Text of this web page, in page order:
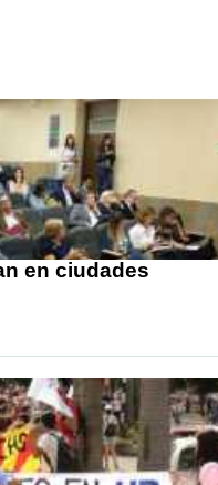
en ciudades